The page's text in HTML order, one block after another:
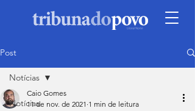
Post
Notícias
Notícias
Caio Gomes
11 de nov. de 2021 1 min de leitura